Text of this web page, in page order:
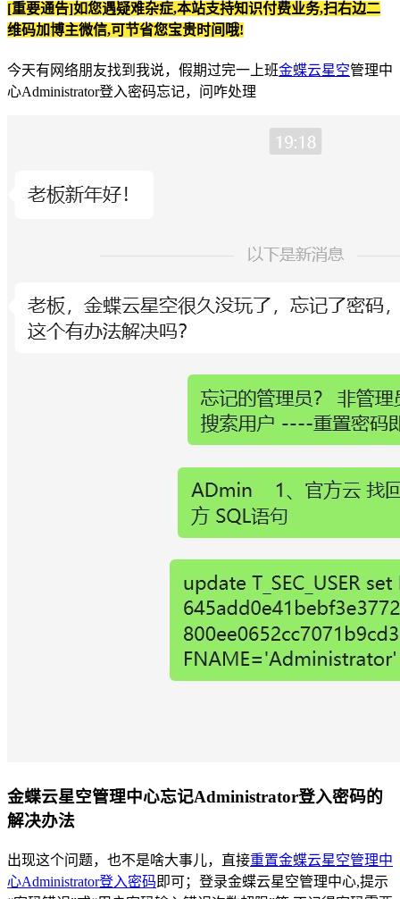
[重要通告]如您遇疑难杂症,本站支持知识付费业务,扫右边二
维码加博主微信,可节省您宝贵时间哦!
今天有网络朋友找到我说，假期过完一上班金蝶云星空管理中
心Administrator登入密码忘记，问咋处理
金蝶云星空管理中心忘记Administrator登入密码的
解决办法
出现这个问题，也不是啥大事儿，直接重置金蝶云星空管理中
心Administrator登入密码 即可；登录金蝶云星空管理中心,提示